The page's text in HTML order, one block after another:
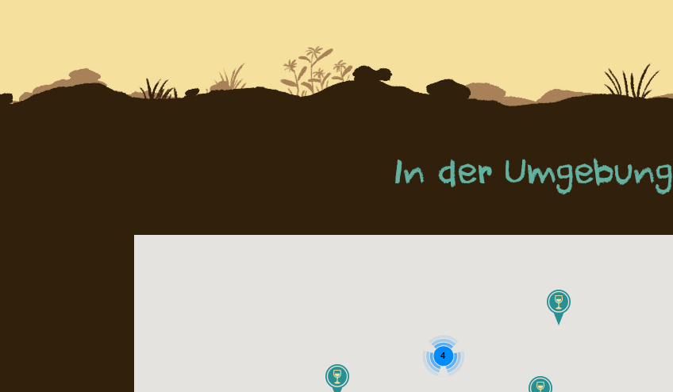
In der Umgebung
4